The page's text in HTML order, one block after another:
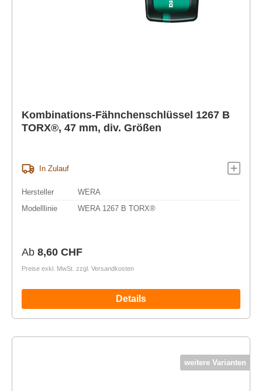
Kombinations-Fähnchenschlüssel 1267 B
TORX®, 47 mm, div. Größen
In Zulauf
Hersteller
WERA
Modelllinie
WERA 1267 B TORX®
Regulärer Preis:
Ab 8,60 CHF
Preise exkl. MwSt. zzgl. Versandkosten
Details
weitere Varianten